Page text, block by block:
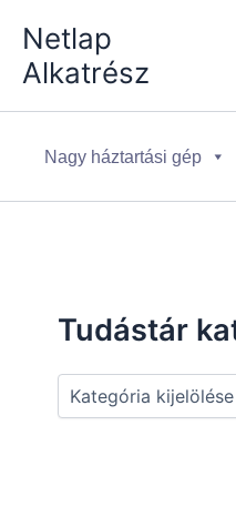
content
Netlap
Alkatrész
Nagy háztartási gép
Tudástár
T